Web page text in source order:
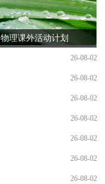
物理课外活动计划
26-08-02
26-08-02
26-08-02
26-08-02
26-08-02
26-08-02
26-08-02